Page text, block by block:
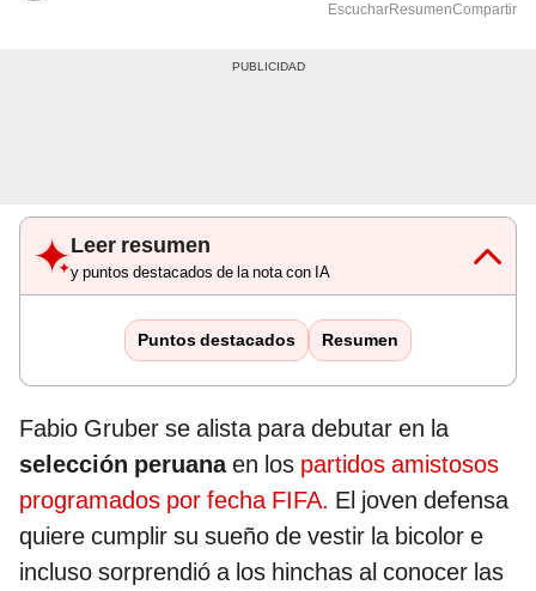
EscucharResumenCompartir
Leer resumen
y puntos destacados de la nota con IA
Puntos destacados Resumen
Fabio Gruber se alista para debutar en la
selección peruanaen los partidos amistosos
programados por fecha FIFA. El joven defensa
quiere cumplir su sueño de vestir la bicolor e
incluso sorprendió a los hinchas al conocer las